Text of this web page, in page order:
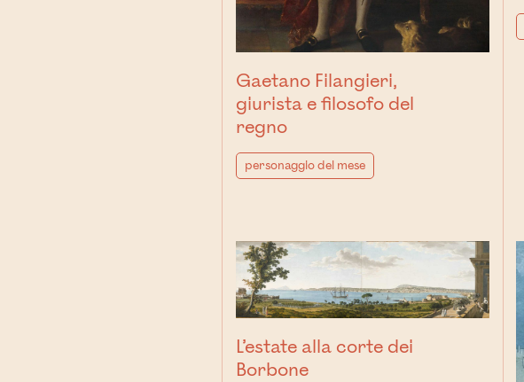
Gaetano Filangieri,
giurista e filosofo del
regno
personaggio del mese
L’estate alla corte dei
Borbone